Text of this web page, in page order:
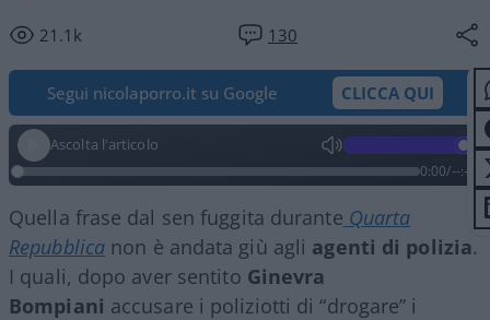
21.1k 130
Segui nicolaporro.it su Google CLICCA QUI
Ascolta l'articolo
0:00/--:--
Quella frase dal sen fuggita durante Quarta
Repubblica non è andata giù agli agenti di polizia.
I quali, dopo aver sentito Ginevra
Bompiani accusare i poliziotti di “drogare” i